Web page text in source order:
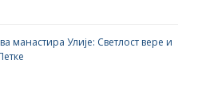
манастира Улије: Светлост вере и